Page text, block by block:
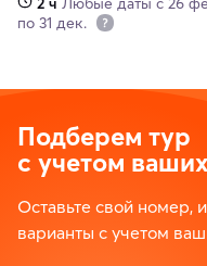
по 31 дек.
Подберем тур
с учетом
Оставьте свой
варианты с учетом